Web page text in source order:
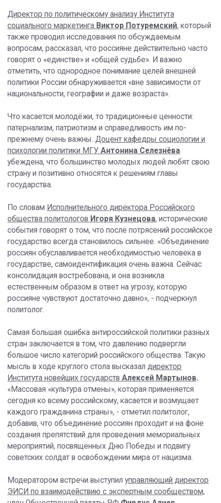
Директор по политическому анализу Института
социального маркетинга Виктор Потуремский, который
также проводил исследования по обсуждаемым
вопросам, рассказал, что россияне действительно часто
говорят о «единстве» и «общей судьбе». И важно
отметить, что однородное понимание целей внешней
политики России обнаруживается «вне зависимости от
национальности, географии и даже возраста».
Что касается молодёжи, то традиционные ценности:
патернализм, патриотизм и справедливость им по-
прежнему очень важны. Доцент кафедры социологии и
психологии политики МГУ Антонина Селезнёва
убеждена, что большинство молодых людей любят свою
страну и позитивно относятся к решениям главы
государства.
По словам Исполнительного директора Российского
общества политологов Игоря Кузнецова, исторические
события говорят о том, что после потрясений российское
государство всегда становилось сильнее. «Объединение
россиян обуславливается необходимостью человека в
государстве, самоидентификация очень важна. Сейчас
консолидация востребована, и она возникла
естественным образом в ответ на угрозу, которую
россияне чувствуют достаточно давно», - подчеркнул
политолог.
Самая большая ошибка антироссийской политики разных
стран заключается в том, что давлению подвергли
большое число категорий российского общества. Такую
мысль в ходе круглого стола высказал директор
Института новейших государств Алексей Мартынов.
«Массовая «культура отмены», которая применяется
сегодня ко всему российскому, касается и возмущает
каждого гражданина страны», - отметил политолог,
добавив, что объединение россиян проходит и на фоне
создания препятствий для проведения мемориальных
мероприятий, посвященных Дню Победы и подвигу
советских солдат в освобождении мира от нацизма.
Модератором встречи выступил управляющий директор
ЭИСИ по взаимодействию с экспертным сообществом,